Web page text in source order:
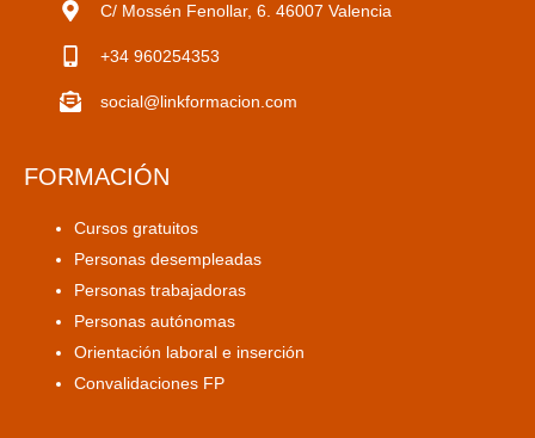
C/ Mossén Fenollar, 6. 46007 Valencia
+34 960254353
social@linkformacion.com
FORMACIÓN
Cursos gratuitos
Personas desempleadas
Personas trabajadoras
Personas autónomas
Orientación laboral e inserción
Convalidaciones FP